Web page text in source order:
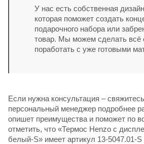
У нас есть собственная
которая поможет создать
подарочного набора или
товар. Мы можем сделать всё
поработать с уже готовыми
Если нужна консультация –
персональный менеджер подробнее
опишет преимущества и поможет по
отметить, что «Термос Henzo с
белый-S» имеет артикул 13-5047.01-S